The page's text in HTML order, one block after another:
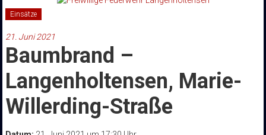
Einsätze
21. Juni 2021
Baumbrand –
Langenholtensen, Marie-
Willerding-Straße